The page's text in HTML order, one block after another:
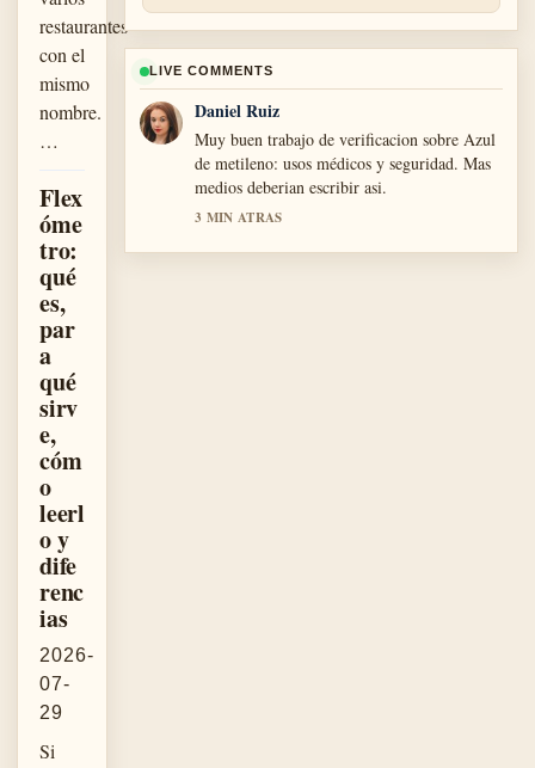
restaurantes
con el
mismo
nombre.
…
Flex
óme
tro:
qué
es,
par
a
qué
sirv
e,
cóm
o
leerl
o y
dife
renc
ias
2026-
07-
29
Si
LIVE COMMENTS
Daniel Ruiz
Muy buen trabajo de verificacion sobre Azul
de metileno: usos médicos y seguridad. Mas
medios deberian escribir asi.
3 MIN ATRAS